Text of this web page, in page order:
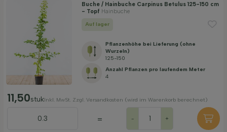
Buche / Hainbuche Carpinus Betulus 125-150 cm
- Topf Hainbuche
Auf lager
Pflanzenhöhe bei Lieferung (ohne
Wurzeln)
125-150
Anzahl Pflanzen pro laufendem Meter
4
11,50stukInkl. MwSt. Zzgl. Versandkosten (wird im Warenkorb berechnet)
= - +